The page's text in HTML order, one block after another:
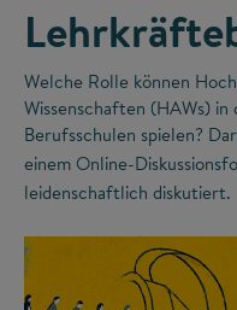
Welche Rolle können
Wissenschaften (HAWs)
Berufsschulen spielen?
einem Online-
leidenschaftlich diskutiert.